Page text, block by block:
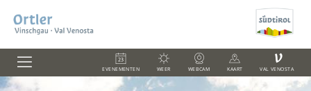
EVENEMENTEN WEER WEBCAM KAART
V
VAL VENOSTA